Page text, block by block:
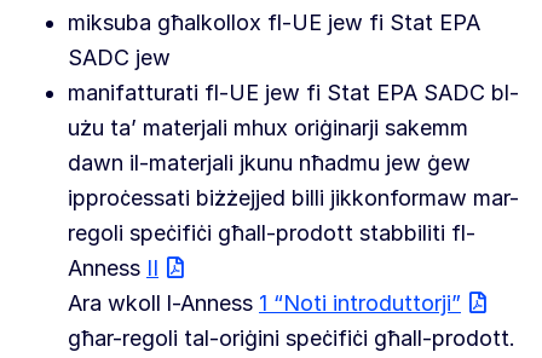
miksuba għalkollox fl-UE jew fi Stat EPA
SADC jew
manifatturati fl-UE jew fi Stat EPA SADC bl-
użu ta’ materjali mhux oriġinarji sakemm
dawn il-materjali jkunu nħadmu jew ġew
ipproċessati biżżejjed billi jikkonformaw mar-
regoli speċifiċi għall-prodott stabbiliti fl-
Anness II
Ara wkoll l-Anness 1 “Noti introduttorji”
għar-regoli tal-oriġini speċifiċi għall-prodott.